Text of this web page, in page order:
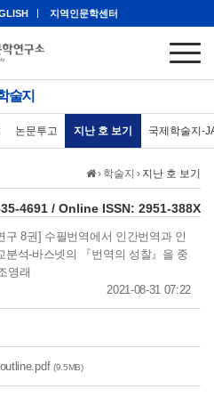
지역인문학센터
술지
논문투고 지난 호 보기 국제학술지-
› 학술지 › 지난 호 보기
4691 / Online ISSN: 2951-388X
구 8권] 수필번역에서 인간번역과 인
분석-바스넷의 『번역의 성찰』을 중
영래
2021-08-31 07:22
(9.5MB)